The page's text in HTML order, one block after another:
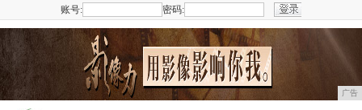
账号: 密码:
广告